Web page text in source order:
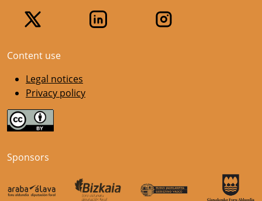
Content use
Legal notices
Privacy policy
Sponsors